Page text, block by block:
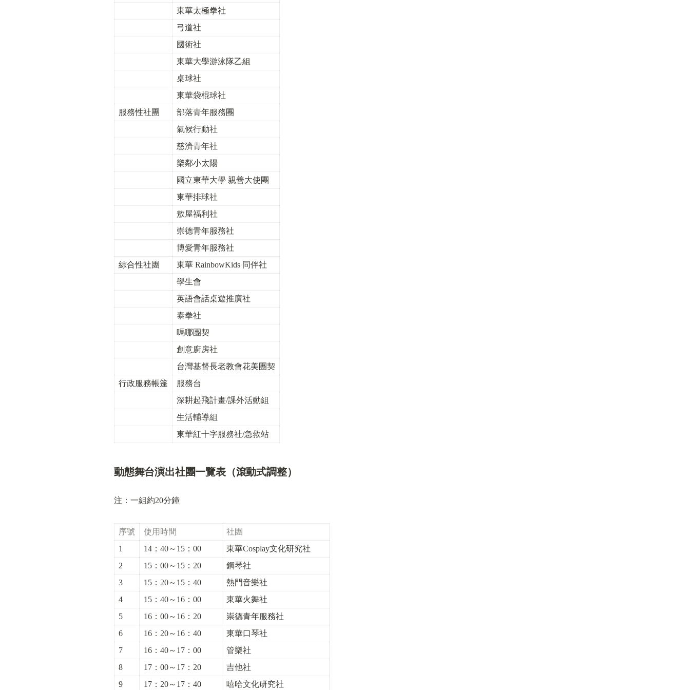
東華太極拳社
弓道社
國術社
東華大學游泳隊乙組
桌球社
東華袋棍球社
服務性社團
部落青年服務團
氣候行動社
慈濟青年社
樂鄰小太陽
國立東華大學 親善大使團
東華排球社
敖屋福利社
崇德青年服務社
博愛青年服務社
綜合性社團
東華 RainbowKids 同伴社
學生會
英語會話桌遊推廣社
泰拳社
嗎哪團契
創意廚房社
台灣基督長老教會花美團契
行政服務帳篷
服務台
深耕起飛計畫/課外活動組
生活輔導組
東華紅十字服務社/急救站
動態舞台演出社團一覽表（滾動式調整）
注：一組約20分鐘
序號 使用時間
社團
1
14：40～15：00
東華Cosplay文化研究社
2
15：00～15：20
鋼琴社
3
15：20～15：40
熱門音樂社
4
15：40～16：00
東華火舞社
5
16：00～16：20
崇德青年服務社
6
16：20～16：40
東華口琴社
7
16：40～17：00
管樂社
8
17：00～17：20
吉他社
9
17：20～17：40
嘻哈文化研究社